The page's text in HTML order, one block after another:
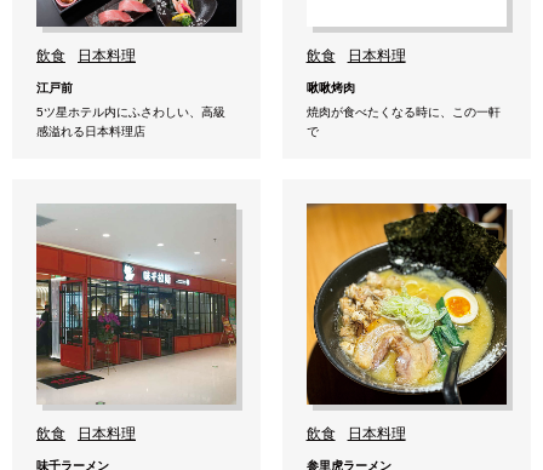
飲食 日本料理
江戸前
5ツ星ホテル内にふさわしい、高級
感溢れる日本料理店
飲食 日本料理
啾啾烤肉
焼肉が食べたくなる時に、この一軒
で
飲食 日本料理
味千ラーメン
飲食 日本料理
参里虎ラーメン